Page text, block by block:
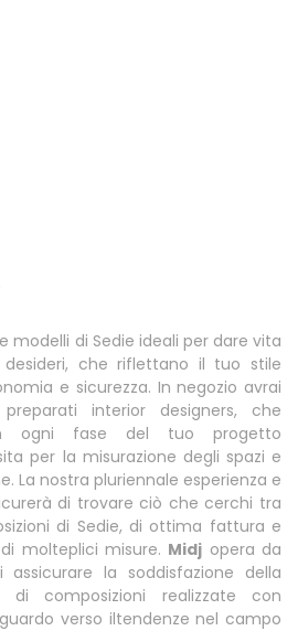
modelli di Sedie ideali per dare vita
che riflettano il tuo stile
e sicurezza. In negozio avrai
interior designers, che
ogni fase del tuo progetto
per la misurazione degli spazi e
La nostra pluriennale esperienza e
di trovare ciò che cerchi tra
di Sedie, di ottima fattura e
molteplici misure. Midj opera da
la soddisfazione della
di composizioni realizzate con
verso iltendenze nel campo